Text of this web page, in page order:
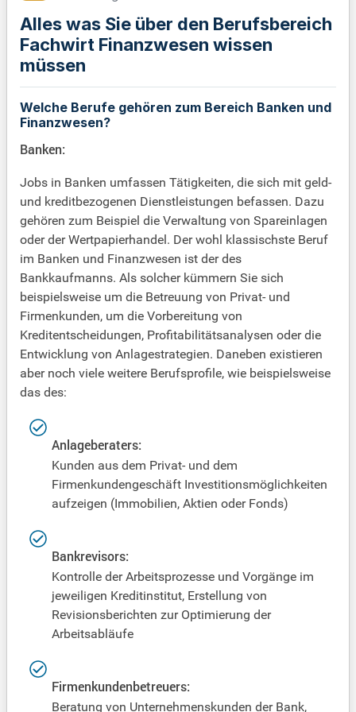
Alles was Sie über den Berufsbereich
Fachwirt Finanzwesen wissen
müssen
Welche Berufe gehören zum Bereich Banken und
Finanzwesen?
Banken:
Jobs in Banken umfassen Tätigkeiten, die sich mit geld-
und kreditbezogenen Dienstleistungen befassen. Dazu
gehören zum Beispiel die Verwaltung von Spareinlagen
oder der Wertpapierhandel. Der wohl klassischste Beruf
im Banken und Finanzwesen ist der des
Bankkaufmanns. Als solcher kümmern Sie sich
beispielsweise um die Betreuung von Privat- und
Firmenkunden, um die Vorbereitung von
Kreditentscheidungen, Profitabilitätsanalysen oder die
Entwicklung von Anlagestrategien. Daneben existieren
aber noch viele weitere Berufsprofile, wie beispielsweise
das des:
Anlageberaters:
Kunden aus dem Privat- und dem
Firmenkundengeschäft Investitionsmöglichkeiten
aufzeigen (Immobilien, Aktien oder Fonds)
Bankrevisors:
Kontrolle der Arbeitsprozesse und Vorgänge im
jeweiligen Kreditinstitut, Erstellung von
Revisionsberichten zur Optimierung der
Arbeitsabläufe
Firmenkundenbetreuers:
Beratung von Unternehmenskunden der Bank,